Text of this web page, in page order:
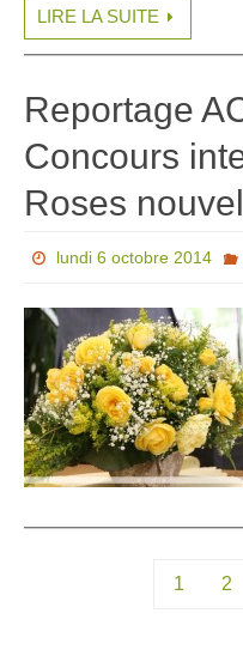
LIRE LA SUITE
Reportage
Concours
Roses
lundi 6 octobre 2014
1 2